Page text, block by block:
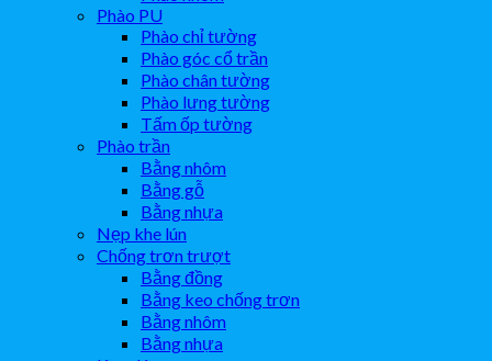
Phào PU
Phào chỉ tường
Phào góc cổ trần
Phào chân tường
Phào lưng tường
Tấm ốp tường
Phào trần
Bằng nhôm
Bằng gỗ
Bằng nhựa
Nẹp khe lún
Chống trơn trượt
Bằng đồng
Bằng keo chống trơn
Bằng nhôm
Bằng nhựa